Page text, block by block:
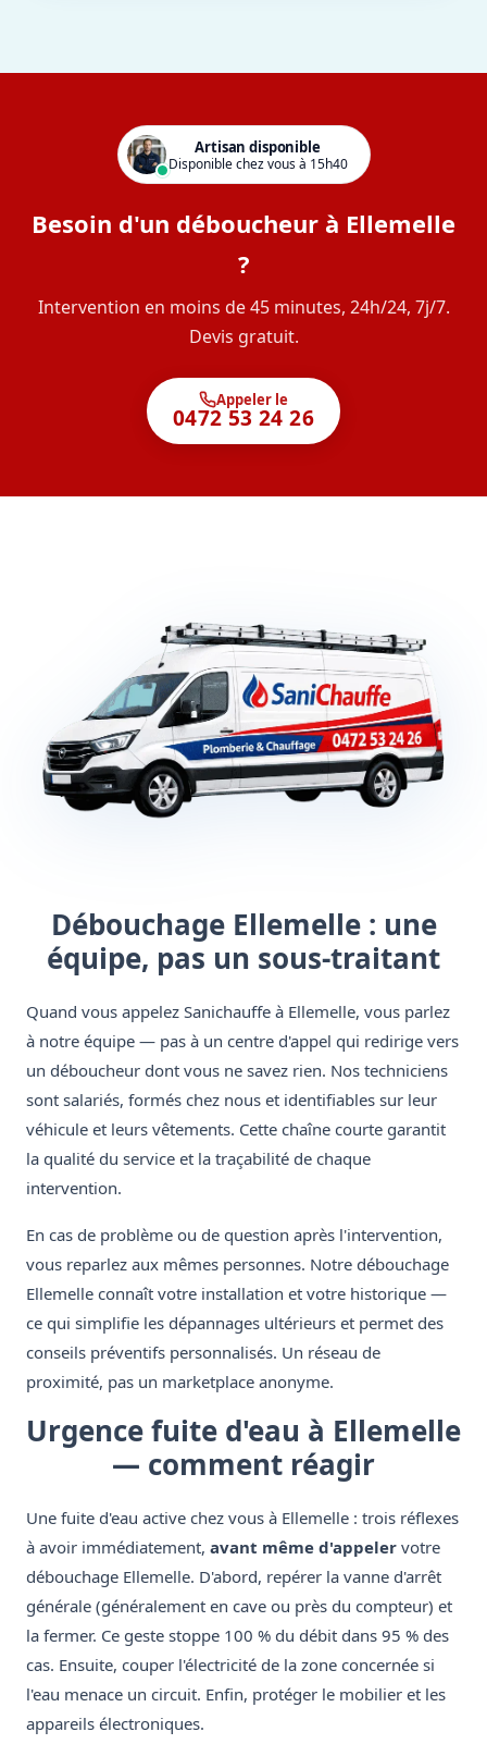
Artisan disponible
Disponible chez vous à 15h40
Besoin d'un déboucheur à Ellemelle
?
Intervention en moins de 45 minutes, 24h/24, 7j/7.
Devis gratuit.
Appeler le
0472 53 24 26
Débouchage Ellemelle : une
équipe, pas un sous-traitant
Quand vous appelez Sanichauffe à Ellemelle, vous parlez
à notre équipe — pas à un centre d'appel qui redirige vers
un déboucheur dont vous ne savez rien. Nos techniciens
sont salariés, formés chez nous et identifiables sur leur
véhicule et leurs vêtements. Cette chaîne courte garantit
la qualité du service et la traçabilité de chaque
intervention.
En cas de problème ou de question après l'intervention,
vous reparlez aux mêmes personnes. Notre débouchage
Ellemelle connaît votre installation et votre historique —
ce qui simplifie les dépannages ultérieurs et permet des
conseils préventifs personnalisés. Un réseau de
proximité, pas un marketplace anonyme.
Urgence fuite d'eau à Ellemelle
— comment réagir
Une fuite d'eau active chez vous à Ellemelle : trois réflexes
à avoir immédiatement, avant même d'appeler votre
débouchage Ellemelle. D'abord, repérer la vanne d'arrêt
générale (généralement en cave ou près du compteur) et
la fermer. Ce geste stoppe 100 % du débit dans 95 % des
cas. Ensuite, couper l'électricité de la zone concernée si
l'eau menace un circuit. Enfin, protéger le mobilier et les
appareils électroniques.